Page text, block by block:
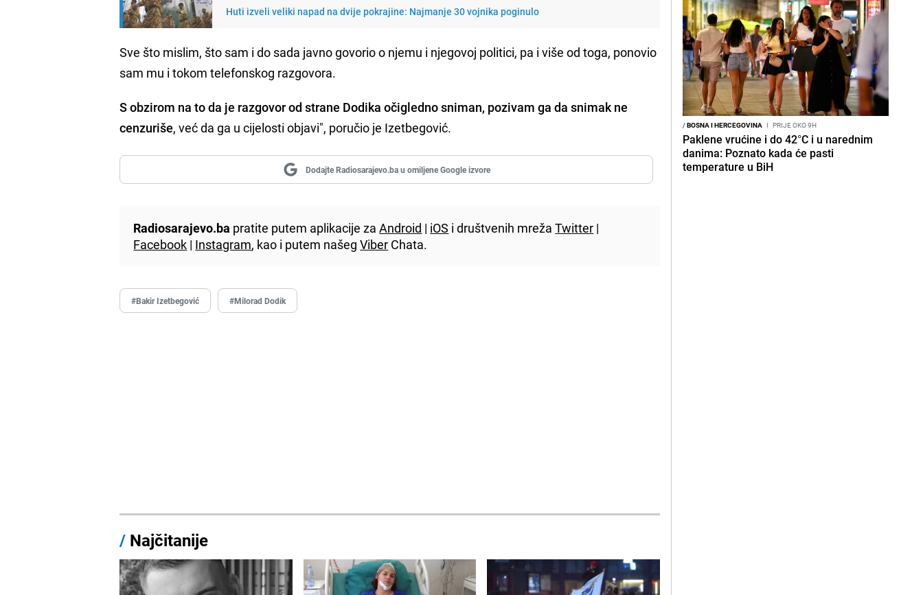
Huti izveli veliki napad na dvije pokrajine: Najmanje 30 vojnika poginulo
Sve što mislim, što sam i do sada javno govorio o njemu i njegovoj politici, pa i više od toga, ponovio
sam mu i tokom telefonskog razgovora.
S obzirom na to da je razgovor od strane Dodika očigledno sniman, pozivam ga da snimak ne
cenzuriše, već da ga u cijelosti objavi", poručio je Izetbegović.
Dodajte Radiosarajevo.ba u omiljene Google izvore
Radiosarajevo.ba pratite putem aplikacije zaAndroid | iOS i društvenih mrežaTwitter |
Facebook | Instagram, kao i putem našegViber Chata.
#Bakir Izetbegović #Milorad Dodik
/ Najčitanije
/BOSNA I HERCEGOVINA I PRIJE OKO 9H
Paklene vrućine i do 42°C i u narednim
danima: Poznato kada će pasti
temperature u BiH